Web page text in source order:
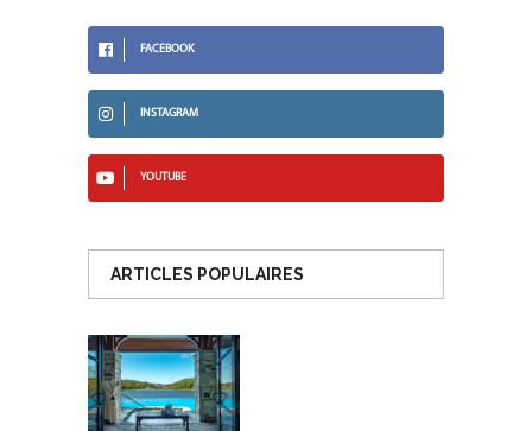
FACEBOOK
INSTAGRAM
YOUTUBE
ARTICLES POPULAIRES